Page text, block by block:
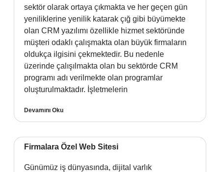
sektör olarak ortaya çıkmakta ve her geçen gün
yeniliklerine yenilik katarak çığ gibi büyümekte
olan CRM yazılımı özellikle hizmet sektöründe
müşteri odaklı çalışmakta olan büyük firmaların
oldukça ilgisini çekmektedir. Bu nedenle
üzerinde çalışılmakta olan bu sektörde CRM
programı adı verilmekte olan programlar
oluşturulmaktadır. İşletmelerin
Devamını Oku
Firmalara Özel Web Sitesi
Günümüz iş dünyasında, dijital varlık